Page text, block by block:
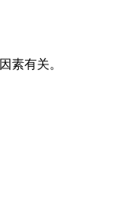
关。